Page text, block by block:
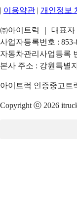
| 이용약관 | 개인정보
㈜아이트럭 ｜ 대표
사업자등록번호 : 853-
자동차관리사업등록
본사 주소 : 강원특별
아이트럭 인증중고트
Copyright ⓒ 2026